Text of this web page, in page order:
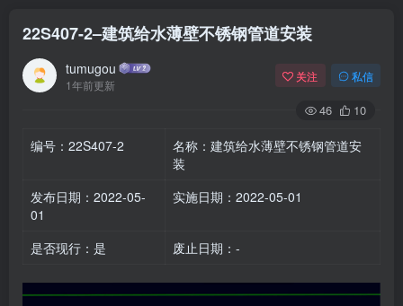
22S407-2–建筑给水薄壁不锈钢管道安装
tumugou
1年前更新
关注 私信
46 10
编号：22S407-2
名称：建筑给水薄壁不锈钢管道安
装
发布日期：2022-05-
01
实施日期：2022-05-01
是否现行：是 废止日期：-